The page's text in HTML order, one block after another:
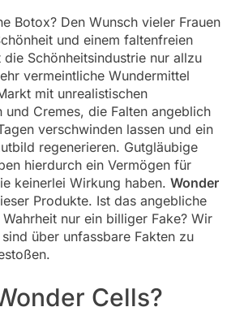
Botox? Den Wunsch vieler Frauen
und einem faltenfreien
die Schönheitsindustrie nur allzu
vermeintliche Wundermittel
mit unrealistischen
und Cremes, die Falten angeblich
verschwinden lassen und ein
regenerieren. Gutgläubige
hierdurch ein Vermögen für
keinerlei Wirkung haben. Wonder
Produkte. Ist das angebliche
nur ein billiger Fake? Wir
über unfassbare Fakten zu
Cells?